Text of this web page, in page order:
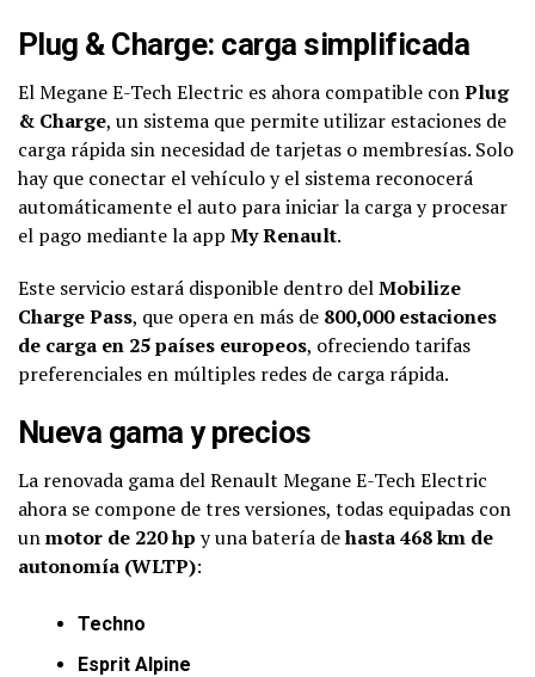
Plug & Charge: carga simplificada
El Megane E-Tech Electric es ahora compatible conPlug
& Charge, un sistema que permite utilizar estaciones de
carga rápida sin necesidad de tarjetas o membresías. Solo
hay que conectar el vehículo y el sistema reconocerá
automáticamente el auto para iniciar la carga y procesar
el pago mediante la app My Renault.
Este servicio estará disponible dentro delMobilize
Charge Pass, que opera en más de 800,000 estaciones
de carga en 25 países europeos, ofreciendo tarifas
preferenciales en múltiples redes de carga rápida.
Nueva gama y precios
La renovada gama del Renault Megane E-Tech Electric
ahora se compone de tres versiones, todas equipadas con
unmotor de 220 hp y una batería dehasta 468 km de
autonomía (WLTP):
Techno
Esprit Alpine